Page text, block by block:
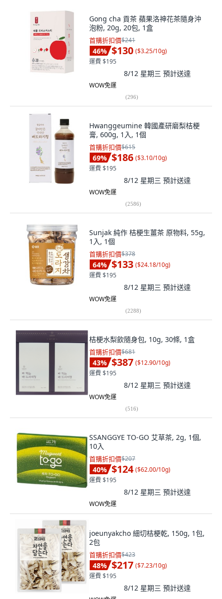
Gong cha 貢茶 蘋果洛神花茶隨身沖
泡粉, 20g, 20包, 1盒
首購折扣價$241
46% $130 ($3.25/10g)
運費 $195
8/12 星期三 預計送達
WOW免運
(296)
Hwanggeumine 韓國產研磨梨桔梗
膏, 600g, 1入, 1個
首購折扣價$615
69% $186 ($3.10/10g)
運費 $195
8/12 星期三 預計送達
WOW免運
(2586)
Sunjak 純作 桔梗生薑茶 原物料, 55g,
1入, 1個
首購折扣價$378
64% $133 ($24.18/10g)
運費 $195
8/12 星期三 預計送達
WOW免運
(2288)
桔梗水梨飲隨身包, 10g, 30條, 1盒
首購折扣價$681
43% $387 ($12.90/10g)
運費 $195
8/12 星期三 預計送達
WOW免運
(516)
SSANGGYE TO-GO 艾草茶, 2g, 1個,
10入
首購折扣價$207
40% $124 ($62.00/10g)
運費 $195
8/12 星期三 預計送達
WOW免運
joeunyakcho 細切桔梗乾, 150g, 1包,
2包
首購折扣價$423
48% $217 ($7.23/10g)
運費 $195
8/12 星期三 預計送達